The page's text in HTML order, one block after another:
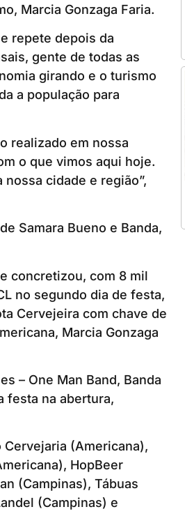
Marcia Gonzaga Faria.
repete depois da
gente de todas as
girando e o turismo
a população para
realizado em nossa
o que vimos aqui hoje.
cidade e região”,
Samara Bueno e Banda,
concretizou, com 8 mil
no segundo dia de festa,
Cervejeira com chave de
Marcia Gonzaga
– One Man Band, Banda
festa na abertura,
(Americana),
HopBeer
(Campinas), Tábuas
(Campinas) e